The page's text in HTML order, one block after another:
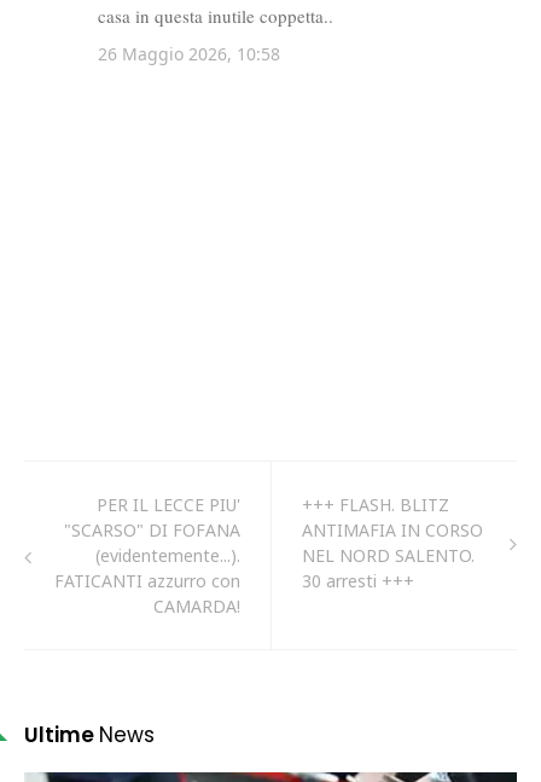
PER IL LECCE PIU'
"SCARSO" DI FOFANA
(evidentemente...).
FATICANTI azzurro con
CAMARDA!
+++ FLASH. BLITZ
ANTIMAFIA IN CORSO
NEL NORD SALENTO.
30 arresti +++
Ultime News